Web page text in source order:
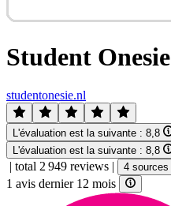
Student Onesie
studentonesie.nl
L'évaluation est la suivante : 8,8
L'évaluation est la suivante : 8,8
| total 2 949 reviews | 4 sources
1 avis dernier 12 mois